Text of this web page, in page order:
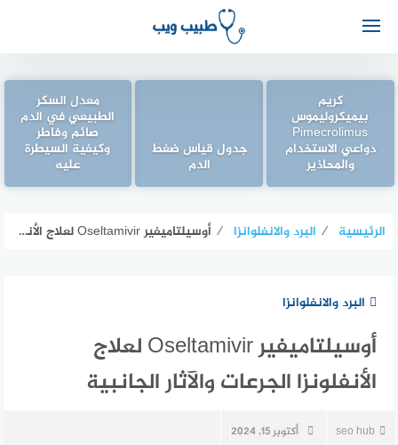
كريم
بيميكروليموس
Pimecrolimus
دواعي الاستخدام
والمحاذير
جدول قياس ضغط
الدم
معدل السكر
الطبيعي في الدم
صائم وفاطر
وكيفية السيطرة
عليه
الرئيسية ⁄ البرد والانفلوانزا ⁄ أوسيلتاميفير Oseltamivir لعلاج الأنفلونزا الجرعات والآثار الجانبية
البرد والانفلوانزا
أوسيلتاميفير Oseltamivir لعلاج
الأنفلونزا الجرعات والآثار الجانبية
seo hub أكتوبر 15, 2024